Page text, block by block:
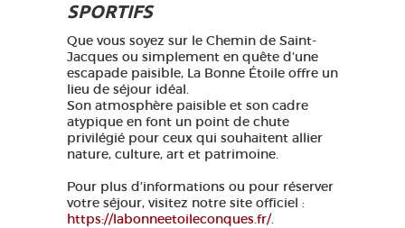
SPORTIFS
Que vous soyez sur le Chemin de Saint-
Jacques ou simplement en quête d’une
escapade paisible, La Bonne Étoile offre un
lieu de séjour idéal.
Son atmosphère paisible et son cadre
atypique en font un point de chute
privilégié pour ceux qui souhaitent allier
nature, culture, art et patrimoine.
Pour plus d’informations ou pour réserver
votre séjour, visitez notre site officiel :
https://labonneetoileconques.fr/.